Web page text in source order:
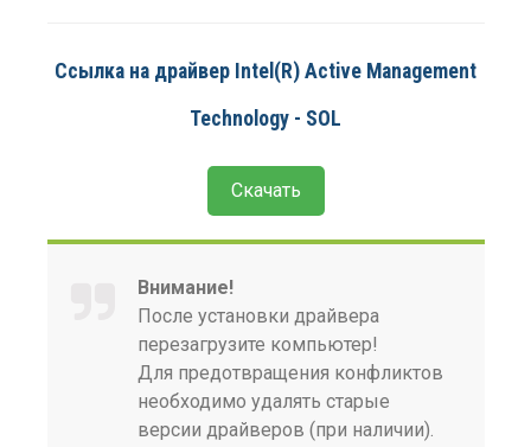
Ссылка на драйвер Intel(R) Active Management
Technology - SOL
Скачать
Внимание!
После установки драйвера
перезагрузите компьютер!
Для предотвращения конфликтов
необходимо удалять старые
версии драйверов (при наличии).